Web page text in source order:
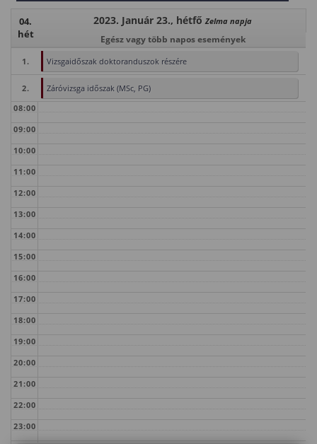
04.
hét
2023. Január 23., hétfőZelma napja
Egész vagy több napos események
1. Vizsgaidőszak doktoranduszok részére
2.
Záróvizsga időszak (MSc, PG)
08:00
09:00
10:00
11:00
12:00
13:00
14:00
15:00
16:00
17:00
18:00
19:00
20:00
21:00
22:00
23:00